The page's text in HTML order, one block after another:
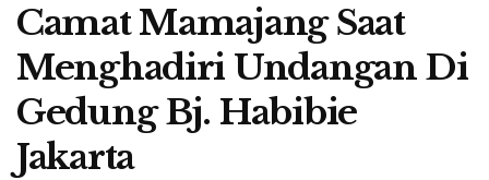
Camat Mamajang Saat
Menghadiri Undangan Di
Gedung Bj. Habibie
Jakarta